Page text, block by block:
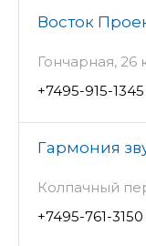
Восток
Гончарная, 26
+7495-915-1345
Гармония
Колпачный
+7495-761-3150